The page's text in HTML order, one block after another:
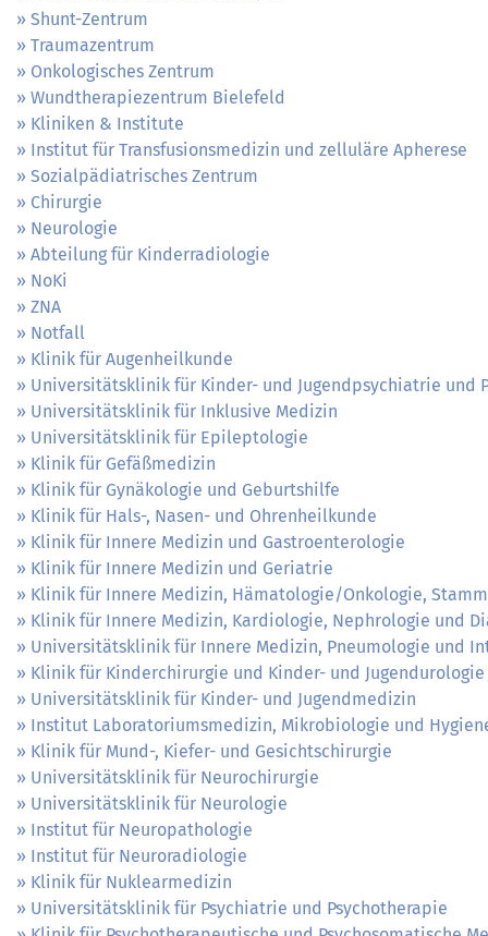
Shunt-Zentrum
Traumazentrum
Onkologisches Zentrum
Wundtherapiezentrum Bielefeld
Kliniken & Institute
Institut für Transfusionsmedizin und zelluläre Apherese
Sozialpädiatrisches Zentrum
Chirurgie
Neurologie
Abteilung für Kinderradiologie
NoKi
ZNA
Notfall
Klinik für Augenheilkunde
Universitätsklinik für Kinder- und Jugendpsychiatrie und
Universitätsklinik für Inklusive Medizin
Universitätsklinik für Epileptologie
Klinik für Gefäßmedizin
Klinik für Gynäkologie und Geburtshilfe
Klinik für Hals-, Nasen- und Ohrenheilkunde
Klinik für Innere Medizin und Gastroenterologie
Klinik für Innere Medizin und Geriatrie
Klinik für Innere Medizin, Hämatologie/Onkologie,
Klinik für Innere Medizin, Kardiologie, Nephrologie und
Universitätsklinik für Innere Medizin, Pneumologie und
Klinik für Kinderchirurgie und Kinder- und Jugendurologie
Universitätsklinik für Kinder- und Jugendmedizin
Institut Laboratoriumsmedizin, Mikrobiologie und
Klinik für Mund-, Kiefer- und Gesichtschirurgie
Universitätsklinik für Neurochirurgie
Universitätsklinik für Neurologie
Institut für Neuropathologie
Institut für Neuroradiologie
Klinik für Nuklearmedizin
Universitätsklinik für Psychiatrie und Psychotherapie